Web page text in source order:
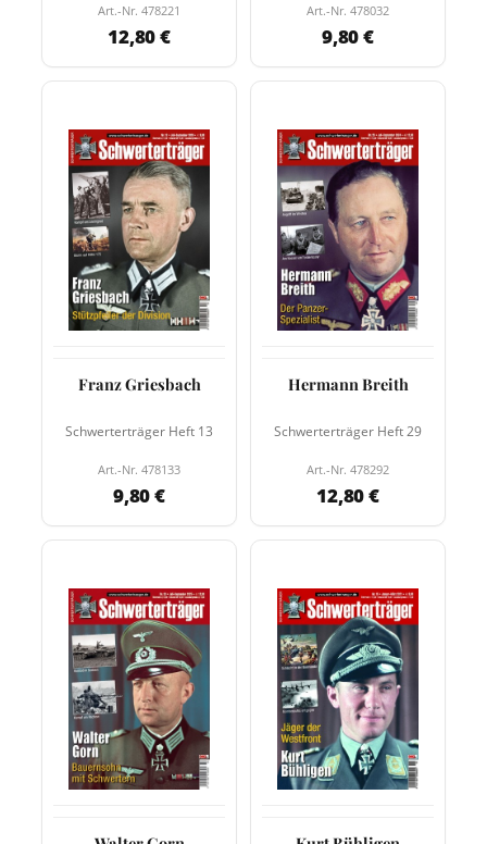
Art.-Nr. 478221
12,80 €
Art.-Nr. 478032
9,80 €
Franz Griesbach
Schwerterträger Heft 13
Art.-Nr. 478133
9,80 €
Hermann Breith
Schwerterträger Heft 29
Art.-Nr. 478292
12,80 €